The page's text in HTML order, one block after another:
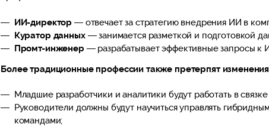
ИИ-директор — отвечает за стратегию внедрения ИИ в
Куратор данных— занимается разметкой и подготовкой
Промт-инженер — разрабатывает эффективные запросы к
Более традиционные профессии также претерпят
Младшие разработчики и аналитики будут работать в
Руководители должны будут научиться управлять
командами;